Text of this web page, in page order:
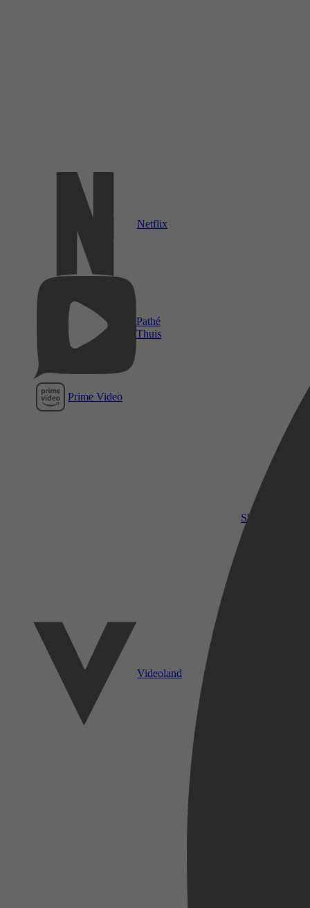
Netflix
Pathé
Thuis
Prime Video
SkyShowtime
Videoland